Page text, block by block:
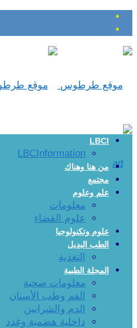
LBCI
LBCInformation
من هنا وهناك
مجتمع
علم وعلوم
معلومات
علوم الفضاء
علوم وتكنولوجيا
الطب البديل
التغذية
المجلة الطبية
معلومات صحية
الفم وطب الأسنان
الدم والشرايين
داخلية هضمية وغدد